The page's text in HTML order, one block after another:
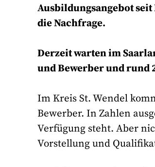
Ausbildungsangebot
die Nachfrage.
Derzeit warten im
und Bewerber und rund
Im Kreis St. Wendel
Bewerber. In Zahlen
Verfügung steht. Aber
Vorstellung und